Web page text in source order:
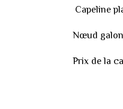
Capeline
Nœud
Prix de la